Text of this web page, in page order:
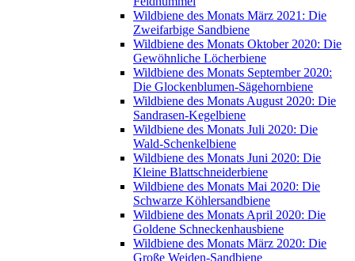
Wildbiene des Monats März 2021: Die
Zweifarbige Sandbiene
Wildbiene des Monats Oktober 2020: Die
Gewöhnliche Löcherbiene
Wildbiene des Monats September 2020:
Die Glockenblumen-Sägehornbiene
Wildbiene des Monats August 2020: Die
Sandrasen-Kegelbiene
Wildbiene des Monats Juli 2020: Die
Wald-Schenkelbiene
Wildbiene des Monats Juni 2020: Die
Kleine Blattschneiderbiene
Wildbiene des Monats Mai 2020: Die
Schwarze Köhlersandbiene
Wildbiene des Monats April 2020: Die
Goldene Schneckenhausbiene
Wildbiene des Monats März 2020: Die
Große Weiden-Sandbiene